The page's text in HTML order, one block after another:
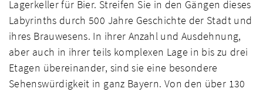
Lagerkeller für Bier. Streifen Sie in den Gängen dieses
Labyrinths durch 500 Jahre Geschichte der Stadt und
ihres Brauwesens. In ihrer Anzahl und Ausdehnung,
aber auch in ihrer teils komplexen Lage in bis zu drei
Etagen übereinander, sind sie eine besondere
Sehenswürdigkeit in ganz Bayern. Von den über 130